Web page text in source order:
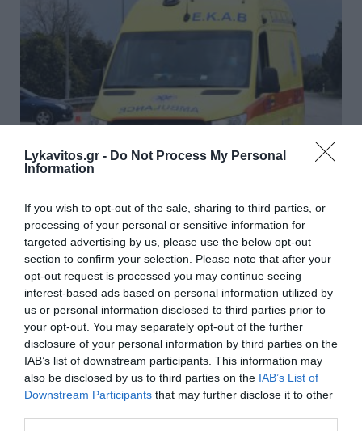
Lykavitos.gr - Do Not Process My Personal
Information
If you wish to opt-out of the sale, sharing to third parties, or
processing of your personal or sensitive information for
targeted advertising by us, please use the below opt-out
section to confirm your selection. Please note that after your
opt-out request is processed you may continue seeing
interest-based ads based on personal information utilized by
us or personal information disclosed to third parties prior to
your opt-out. You may separately opt-out of the further
disclosure of your personal information by third parties on the
IAB’s list of downstream participants. This information may
also be disclosed by us to third parties on the IAB’s List of
Downstream Participants that may further disclose it to other
Τραγωδία στην Κορινθία - Νεκρή βρέθηκε
19χρονη φοιτήτρια από τα Ιωάννινα
Βαρύτατο πένθος έχει προκαλέσει στην οικογένεια μιας
19χρονη φοιτήτριας από τα Ιωάννινα ο ξαφνικός θάνατός
της. Η κοπέλα διέμενε με την οικογένειά ...
08 Απριλίου 2025